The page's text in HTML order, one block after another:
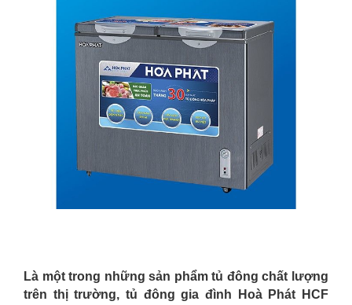
Là một trong những sản phẩm tủ đông chất lượng
trên thị trường, tủ đông gia đình Hoà Phát HCF